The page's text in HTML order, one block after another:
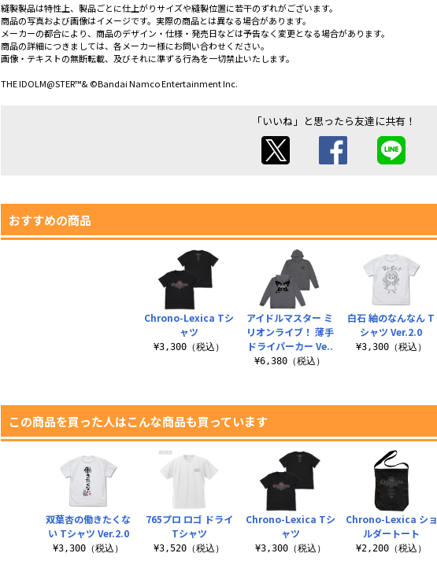
縫製製品は特性上、製品ごとに仕上がりサイズや縫製位置に若干のずれがございます。
商品の写真および画像はイメージです。実際の商品とは異なる場合があります。
メーカーの都合により、商品のデザイン・仕様・発売日などは予告なく変更となる場合があります。
商品の詳細につきましては、各メーカー様にお問い合わせください。
画像・テキストの無断転載、及びそれに準ずる行為を一切禁止いたします。
THE IDOLM@STER™& ©Bandai Namco Entertainment Inc.
「いいね」と思ったら友達に共有！
おすすめの商品
アイドルマスター ミ
リオンライブ！ 薄手
ドライパーカー Ve..
¥6,380（税込）
白石 紬のなんなん T
シャツ Ver.2.0
¥3,300（税込）
Chrono-Lexica Tシ
ャツ
¥3,300（税込）
この商品を買った人はこんな商品も買っています
Chrono-Lexica Tシ
ャツ
¥3,300（税込）
Chrono-Lexica ショ
ルダートート
¥2,200（税込）
双葉杏の働きたくな
い Tシャツ Ver.2.0
¥3,300（税込）
765プロ ロゴ ドライ
Tシャツ
¥3,520（税込）